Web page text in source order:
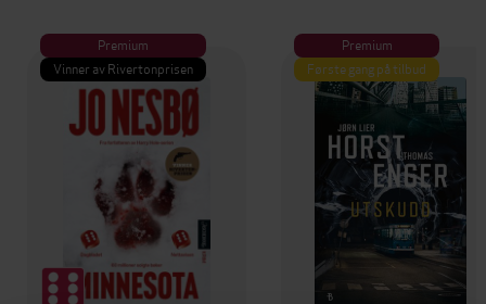
Premium
Vinner av Rivertonprisen
Premium
Første gang på tilbud